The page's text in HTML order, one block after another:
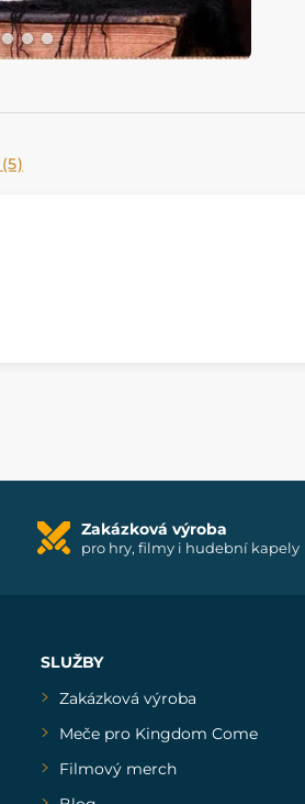
(5)
Zakázková výroba
pro hry, filmy i hudební kapely
SLUŽBY
Zakázková výroba
Meče pro Kingdom Come
Filmový merch